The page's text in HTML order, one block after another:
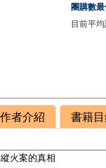
團購數
目前平均
作者介紹 書籍